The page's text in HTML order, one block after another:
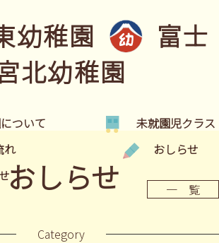
幼稚園
富士
北幼稚園
ついて
未就園児クラス
れ
おしらせ
おしらせ 一 覧
Category